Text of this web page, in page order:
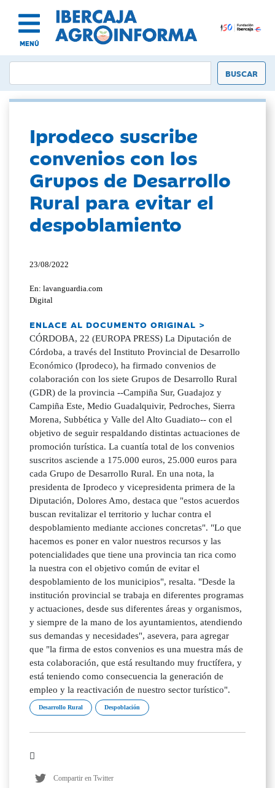
MENÚ
Iprodeco suscribe
convenios con los
Grupos de Desarrollo
Rural para evitar el
despoblamiento
23/08/2022
En: lavanguardia.com
Digital
ENLACE AL DOCUMENTO ORIGINAL >
CÓRDOBA, 22 (EUROPA PRESS) La Diputación de
Córdoba, a través del Instituto Provincial de Desarrollo
Económico (Iprodeco), ha firmado convenios de
colaboración con los siete Grupos de Desarrollo Rural
(GDR) de la provincia --Campiña Sur, Guadajoz y
Campiña Este, Medio Guadalquivir, Pedroches, Sierra
Morena, Subbética y Valle del Alto Guadiato-- con el
objetivo de seguir respaldando distintas actuaciones de
promoción turística. La cuantía total de los convenios
suscritos asciende a 175.000 euros, 25.000 euros para
cada Grupo de Desarrollo Rural. En una nota, la
presidenta de Iprodeco y vicepresidenta primera de la
Diputación, Dolores Amo, destaca que "estos acuerdos
buscan revitalizar el territorio y luchar contra el
despoblamiento mediante acciones concretas". "Lo que
hacemos es poner en valor nuestros recursos y las
potencialidades que tiene una provincia tan rica como
la nuestra con el objetivo común de evitar el
despoblamiento de los municipios", resalta. "Desde la
institución provincial se trabaja en diferentes programas
y actuaciones, desde sus diferentes áreas y organismos,
y siempre de la mano de los ayuntamientos, atendiendo
sus demandas y necesidades", asevera, para agregar
que "la firma de estos convenios es una muestra más de
esta colaboración, que está resultando muy fructífera, y
está teniendo como consecuencia la generación de
empleo y la reactivación de nuestro sector turístico".
Desarrollo Rural Despoblación
Compartir en Twitter